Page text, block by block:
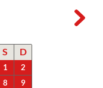
S D
1
2
8
9